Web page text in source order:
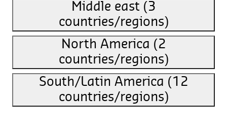
Middle east (3
countries/regions)
North America (2
countries/regions)
South/Latin America (12
countries/regions)